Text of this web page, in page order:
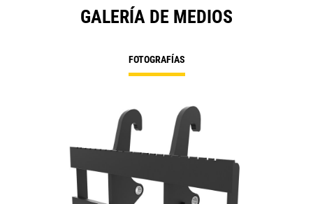
GALERÍA DE MEDIOS
FOTOGRAFÍAS